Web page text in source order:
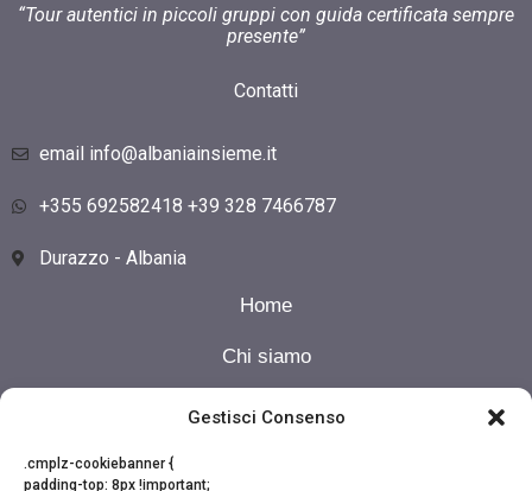
Gestisci Consenso
.cmplz-cookiebanner {
padding-top: 8px !important;
“Tour autentici in piccoli gruppi con guida certificata sempre
presente”
Contatti
email info@albaniainsieme.it
+355 692582418 +39 328 7466787
Durazzo - Albania
Home
Chi siamo
I nostri Tour